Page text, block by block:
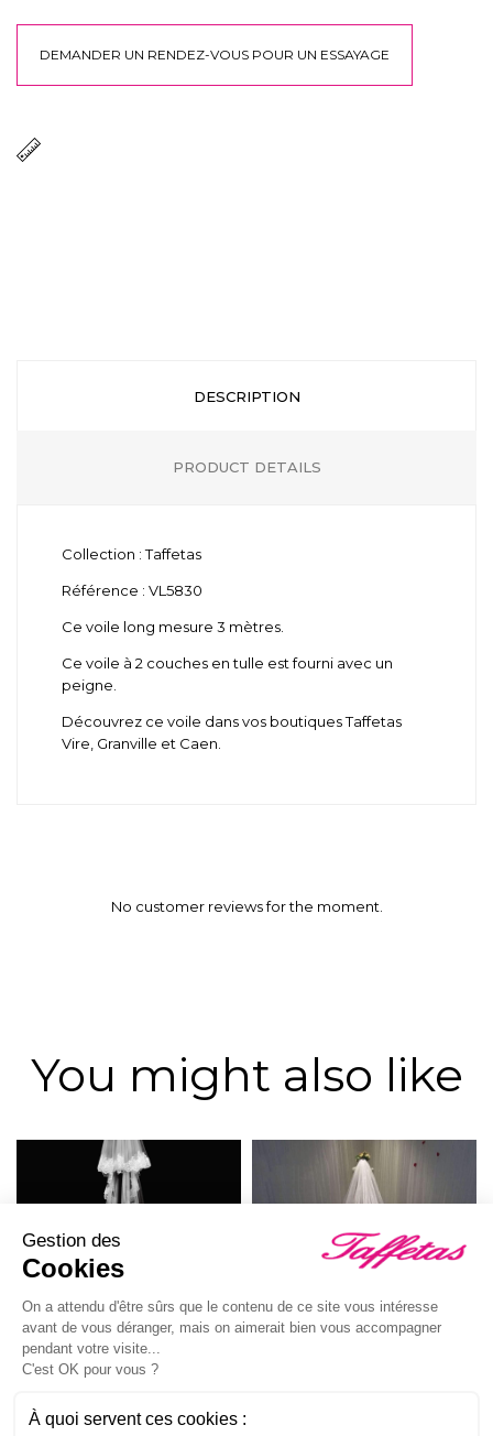
DEMANDER UN RENDEZ-VOUS POUR UN ESSAYAGE
DESCRIPTION
PRODUCT DETAILS
Collection : Taffetas
Référence : VL5830
Ce voile long mesure 3 mètres.
Ce voile à 2 couches en tulle est fourni avec un
peigne.
Découvrez ce voile dans vos boutiques Taffetas
Vire, Granville et Caen.
No customer reviews for the moment.
You might also like
Price
€198.00
Gestion des
Cookies
On a attendu d'être sûrs que le contenu de ce site vous intéresse
avant de vous déranger, mais on aimerait bien vous accompagner
pendant votre visite...
C'est OK pour vous ?
À quoi servent ces cookies :